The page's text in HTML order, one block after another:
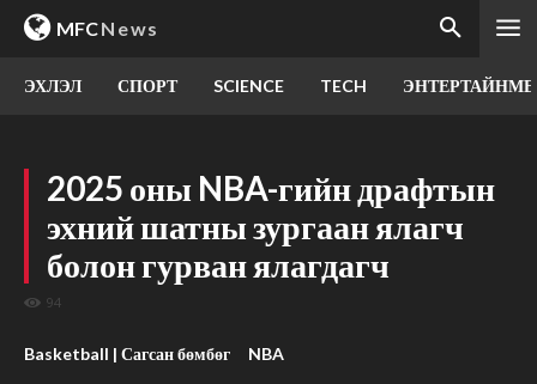
MFCNews
ЭХЛЭЛ СПОРТ SCIENCE TECH
2025 оны NBA-гийн драфтын
эхний шатны зургаан ялагч
болон гурван ялагдагч
94
Basketball | Сагсан бөмбөг NBA